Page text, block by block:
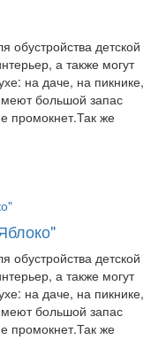
обустройства детской
а также могут
на даче, на пикнике,
большой запас
промокнет.Так же
обустройства детской
а также могут
на даче, на пикнике,
большой запас
промокнет.Так же